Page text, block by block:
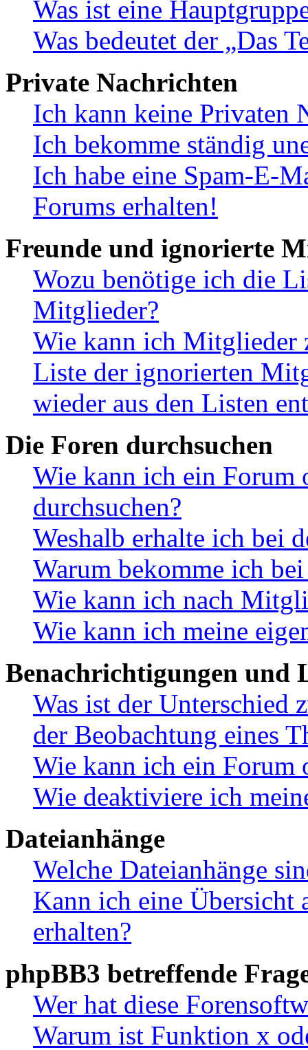
Was ist eine
Was bedeutet der „Das
Private Nachrichten
Ich kann keine Privaten
Ich bekomme ständig
Ich habe eine Spam-E-
Forums erhalten!
Freunde und ignorierte
Wozu benötige ich die
Mitglieder?
Wie kann ich Mitglieder
Liste der ignorierten
wieder aus den Listen
Die Foren durchsuchen
Wie kann ich ein Forum
durchsuchen?
Weshalb erhalte ich bei
Warum bekomme ich
Wie kann ich nach
Wie kann ich meine
Benachrichtigungen und
Was ist der Unterschied
der Beobachtung eines
Wie kann ich ein Forum
Wie deaktiviere ich
Dateianhänge
Welche Dateianhänge
Kann ich eine Übersicht
erhalten?
phpBB3 betreffende
Wer hat diese
Warum ist Funktion x